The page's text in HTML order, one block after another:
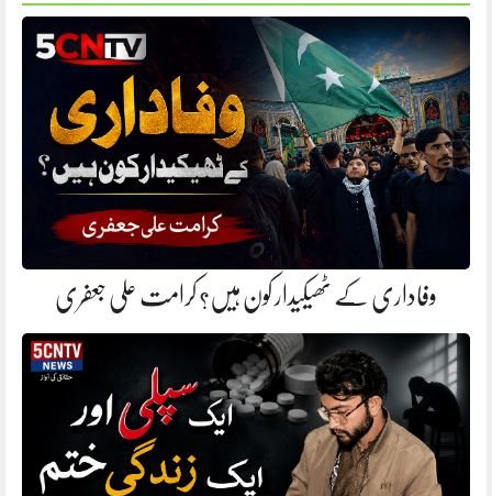
وفاداری کے ٹھیکیدار کون ہیں؟ کرامت علی جعفری